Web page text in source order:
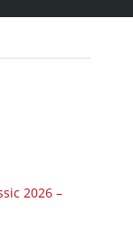
2026 –